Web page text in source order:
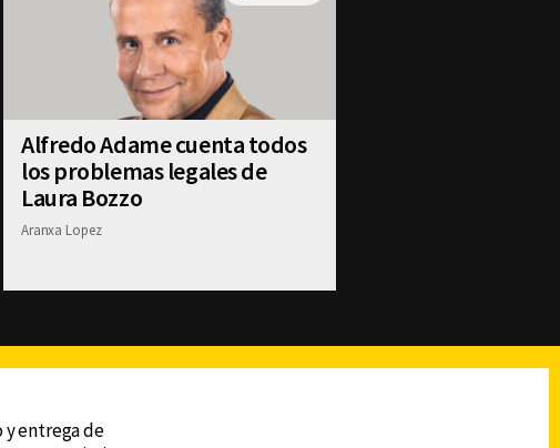
Alfredo Adame cuenta todos
los problemas legales de
Laura Bozzo
Aranxa Lopez
y entrega de